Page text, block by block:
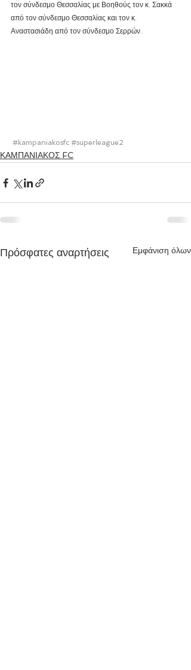
τον σύνδεσμο Θεσσαλίας με Βοηθούς τον κ. Σακκά
από τον σύνδεσμο Θεσσαλίας και τον κ.
Αναστασιάδη από τον σύνδεσμο Σερρών.
#kampaniakosfc #superleague2
ΚΑΜΠΑΝΙΑΚΟΣ FC
Πρόσφατες αναρτήσεις Εμφάνιση όλων